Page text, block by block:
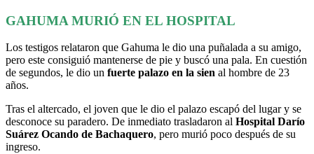
GAHUMA MURIÓ EN EL HOSPITAL
Los testigos relataron que Gahuma le dio una puñalada a su amigo,
pero este consiguió mantenerse de pie y buscó una pala. En cuestión
de segundos, le dio un fuerte palazo en la sien al hombre de 23
años.
Tras el altercado, el joven que le dio el palazo escapó del lugar y se
desconoce su paradero. De inmediato trasladaron al Hospital Darío
Suárez Ocando de Bachaquero, pero murió poco después de su
ingreso.